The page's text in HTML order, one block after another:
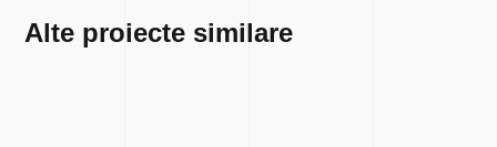
Alte proiecte similare